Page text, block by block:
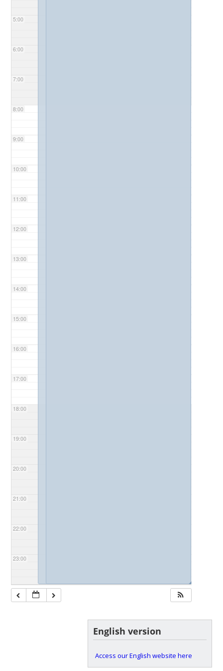
5:00
6:00
7:00
8:00
9:00
10:00
11:00
12:00
13:00
14:00
15:00
16:00
17:00
18:00
19:00
20:00
21:00
22:00
23:00
◢◢
English version
Access our English website here